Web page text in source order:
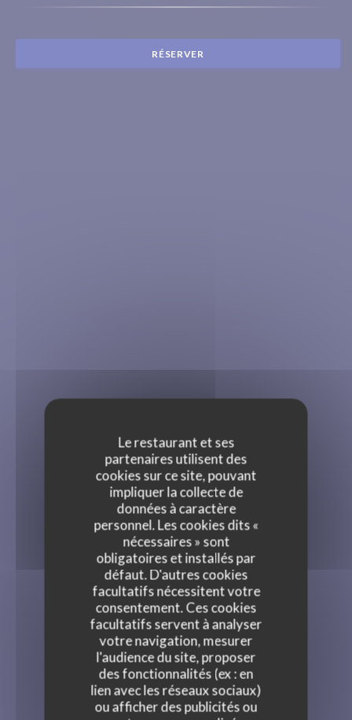
Le restaurant et ses
partenaires utilisent des
cookies sur ce site, pouvant
impliquer la collecte de
données à caractère
personnel. Les cookies dits «
nécessaires » sont
obligatoires et installés par
défaut. D'autres cookies
facultatifs nécessitent votre
consentement. Ces cookies
facultatifs servent à analyser
votre navigation, mesurer
l'audience du site, proposer
des fonctionnalités (ex : en
lien avec les réseaux sociaux)
ou afficher des publicités ou
RÉSERVER